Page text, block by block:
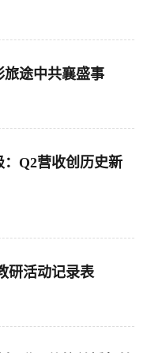
旅途中共襄盛事
Q2营收创历史新
研活动记录表